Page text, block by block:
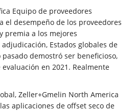
Equipo de proveedores
el desempeño de los proveedores
premia a los mejores
Estados globales de
demostró ser beneficioso,
en 2021. Realmente
Zeller+Gmelin North America
aplicaciones de offset seco de